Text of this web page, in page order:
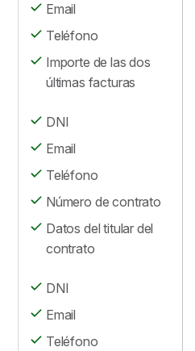
Email
Teléfono
Importe de las dos
últimas facturas
DNI
Email
Teléfono
Número de contrato
Datos del titular del
contrato
DNI
Email
Teléfono